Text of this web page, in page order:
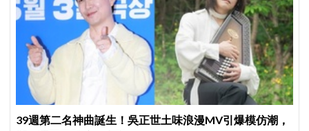
39週第二名神曲誕生！吳正世土味浪漫MV引爆模仿潮，